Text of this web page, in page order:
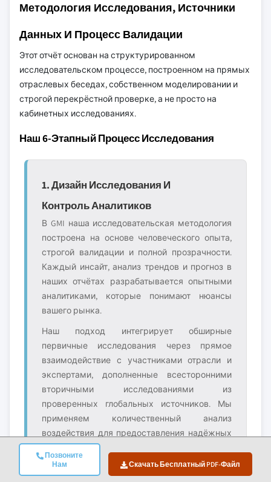
Позвоните
Нам
Скачать Бесплатный PDF-Файл
Методология Исследования, Источники
Данных И Процесс Валидации
Этот отчёт основан на структурированном
исследовательском процессе, построенном на прямых
отраслевых беседах, собственном моделировании и
строгой перекрёстной проверке, а не просто на
кабинетных исследованиях.
Наш 6-Этапный Процесс Исследования
1. Дизайн Исследования И
Контроль Аналитиков
В GMI наша исследовательская методология
построена на основе человеческого опыта,
строгой валидации и полной прозрачности.
Каждый инсайт, анализ трендов и прогноз в
наших отчётах разрабатывается опытными
аналитиками, которые понимают нюансы
вашего рынка.
Наш подход интегрирует обширные
первичные исследования через прямое
взаимодействие с участниками отрасли и
экспертами, дополненные всесторонними
вторичными исследованиями из
проверенных глобальных источников. Мы
применяем количественный анализ
воздействия для предоставления надёжных
прогнозов, сохраняя полную
прослеживаемость от исходных источников
данных до финальных инсайтов.